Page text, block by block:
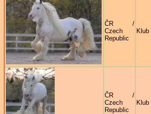
ČR /
Czech
Republic
Klub
ČR /
Czech
Republic
Klub